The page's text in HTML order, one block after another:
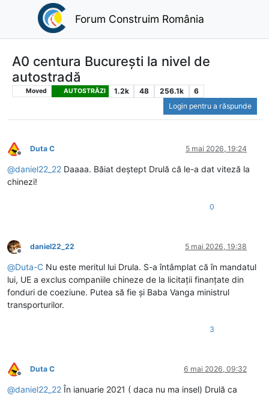
Forum Construim România
A0 centura București la nivel de
autostradă
Moved AUTOSTRĂZI 1.2k 48 256.1k
6
Login pentru a răspunde
Deconectat
Duta C 5 mai 2026, 19:24
@daniel22_22 Daaaa. Băiat deștept Drulă că le-a dat viteză la
chinezi!
0
Deconectat
daniel22_22 5 mai 2026, 19:38
@Duta-C Nu este meritul lui Drula. S-a întâmplat că în mandatul
lui, UE a exclus companiile chineze de la licitații finanțate din
fonduri de coeziune. Putea să fie și Baba Vanga ministrul
transporturilor.
3
Deconectat
Duta C 6 mai 2026, 09:32
@daniel22_22 În ianuarie 2021 ( daca nu ma insel) Drulă ca